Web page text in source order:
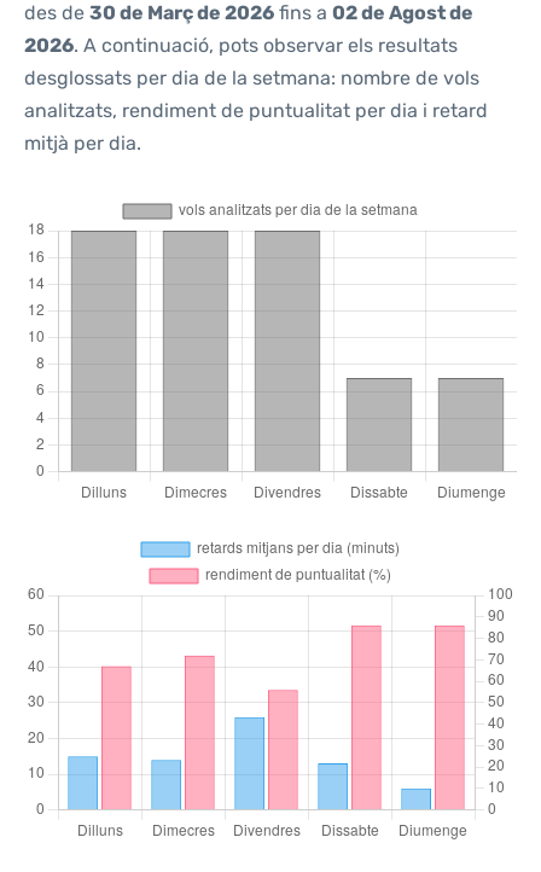
des de 30 de Març de 2026 fins a 02 de Agost de
2026. A continuació, pots observar els resultats
desglossats per dia de la setmana: nombre de vols
analitzats, rendiment de puntualitat per dia i retard
mitjà per dia.